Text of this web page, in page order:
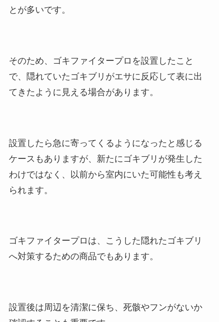
とが多いです。
そのため、ゴキファイタープロを設置したこと
で、隠れていたゴキブリがエサに反応して表に出
てきたように見える場合があります。
設置したら急に寄ってくるようになったと感じる
ケースもありますが、新たにゴキブリが発生した
わけではなく、以前から室内にいた可能性も考え
られます。
ゴキファイタープロは、こうした隠れたゴキブリ
へ対策するための商品でもあります。
設置後は周辺を清潔に保ち、死骸やフンがないか